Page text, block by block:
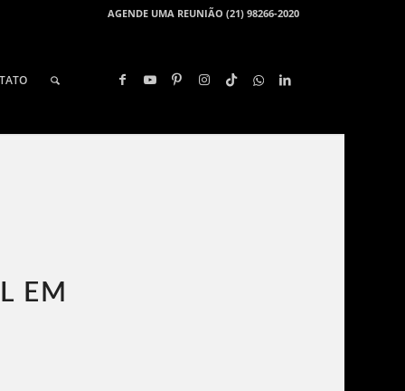
AGENDE UMA REUNIÃO (21) 98266-2020
EM